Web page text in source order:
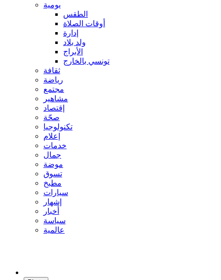
يومية
الطقس
أوقات الصلاة
إدارة
ولد بلاد
الأبراج
تونسي بالخارج
ثقافة
رياضة
مجتمع
مشاهير
إقتصاد
صحّة
تكنولوجيا
إعلام
خدمات
جمال
موضة
تسوق
مطبخ
سيارات
إشهار
أخبار
سياسة
عالمية